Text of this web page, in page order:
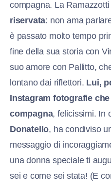
compagna. La
riservata: non ama
è passato molto tempo
fine della sua storia con
suo amore con Pallitto,
lontano dai riflettori. Lui,
Instagram fotografie
compagna, felicissimi. In
Donatello, ha condiviso
messaggio di
una donna speciale ti
sei e come sei stata! (E